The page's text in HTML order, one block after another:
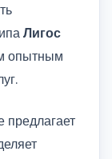
Лигос
опытным
предлагает